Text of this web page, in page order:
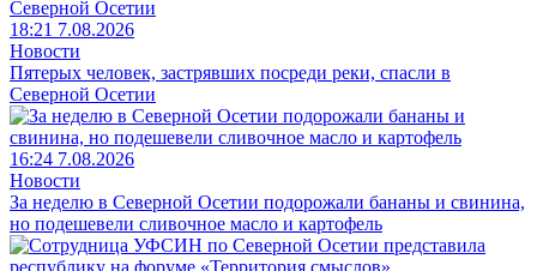
18:21 7.08.2026
Новости
Пятерых человек, застрявших посреди реки, спасли в
Северной Осетии
16:24 7.08.2026
Новости
За неделю в Северной Осетии подорожали бананы и свинина,
но подешевели сливочное масло и картофель